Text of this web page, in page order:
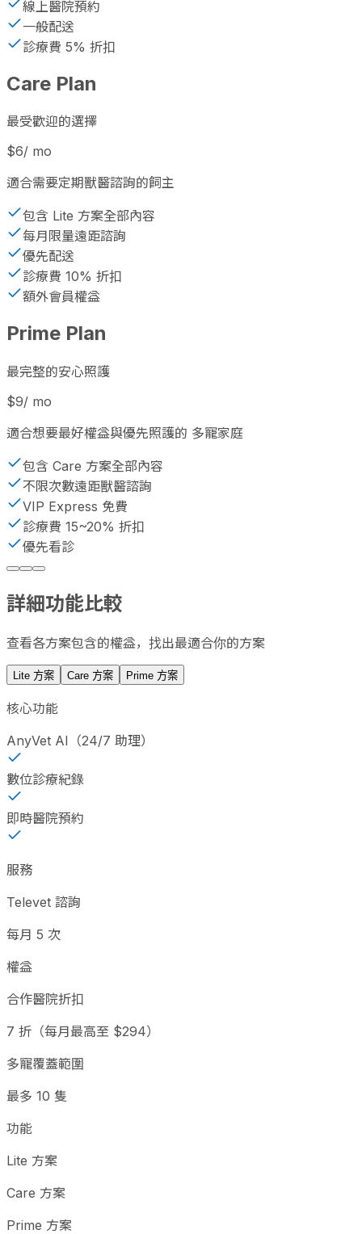
線上醫院預約
一般配送
診療費 5% 折扣
Care Plan
最受歡迎的選擇
$6/ mo
適合需要定期獸醫諮詢的飼主
包含 Lite 方案全部內容
每月限量遠距諮詢
優先配送
診療費 10% 折扣
額外會員權益
Prime Plan
最完整的安心照護
$9/ mo
適合想要最好權益與優先照護的 多寵家庭
包含 Care 方案全部內容
不限次數遠距獸醫諮詢
VIP Express 免費
診療費 15~20% 折扣
優先看診
詳細功能比較
查看各方案包含的權益，找出最適合你的方案
Lite 方案 Care 方案 Prime 方案
核心功能
AnyVet AI（24/7 助理）
數位診療紀錄
即時醫院預約
服務
Televet 諮詢
每月 5 次
權益
合作醫院折扣
7 折（每月最高至 $294）
多寵覆蓋範圍
最多 10 隻
功能
Lite 方案
Care 方案
Prime 方案